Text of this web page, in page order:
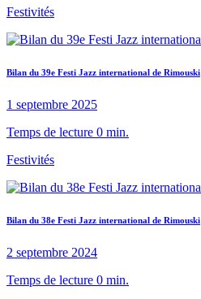
Festivités
Bilan du 39e Festi Jazz international de Rimouski
1 septembre 2025
Temps de lecture 0 min.
Festivités
Bilan du 38e Festi Jazz international de Rimouski
2 septembre 2024
Temps de lecture 0 min.